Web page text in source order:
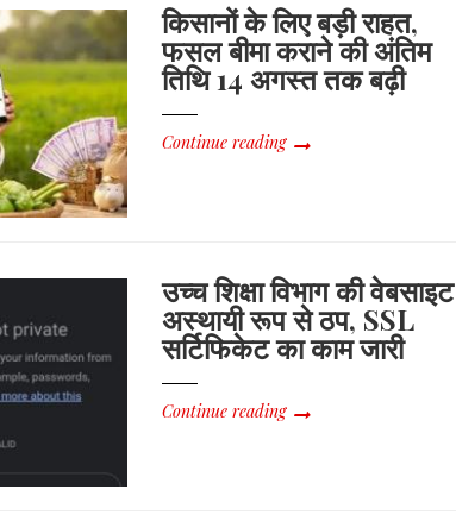
किसानों के लिए बड़ी राहत,
फसल बीमा कराने की अंतिम
तिथि 14 अगस्त तक बढ़ी
Continue reading
उच्च शिक्षा विभाग की वेबसाइट
अस्थायी रूप से ठप, SSL
सर्टिफिकेट का काम जारी
Continue reading